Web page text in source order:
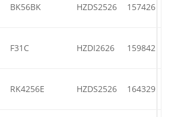
BK56BK HZDS2526 157426
F31C HZDI2626 159842
RK4256E HZDS2526 164329